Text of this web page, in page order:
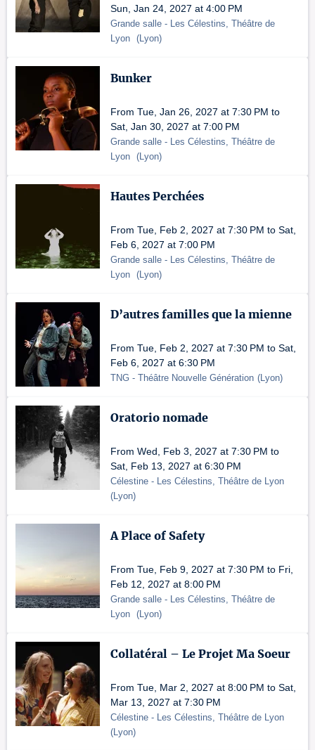
Sun, Jan 24, 2027 at 4:00 PM
Grande salle - Les Célestins, Théâtre de
Lyon (Lyon)
Bunker
From Tue, Jan 26, 2027 at 7:30 PM to
Sat, Jan 30, 2027 at 7:00 PM
Grande salle - Les Célestins, Théâtre de
Lyon (Lyon)
Hautes Perchées
From Tue, Feb 2, 2027 at 7:30 PM to Sat,
Feb 6, 2027 at 7:00 PM
Grande salle - Les Célestins, Théâtre de
Lyon (Lyon)
D’autres familles que la mienne
From Tue, Feb 2, 2027 at 7:30 PM to Sat,
Feb 6, 2027 at 6:30 PM
TNG - Théâtre Nouvelle Génération (Lyon)
Oratorio nomade
From Wed, Feb 3, 2027 at 7:30 PM to
Sat, Feb 13, 2027 at 6:30 PM
Célestine - Les Célestins, Théâtre de Lyon
(Lyon)
A Place of Safety
From Tue, Feb 9, 2027 at 7:30 PM to Fri,
Feb 12, 2027 at 8:00 PM
Grande salle - Les Célestins, Théâtre de
Lyon (Lyon)
Collatéral – Le Projet Ma Soeur
From Tue, Mar 2, 2027 at 8:00 PM to Sat,
Mar 13, 2027 at 7:30 PM
Célestine - Les Célestins, Théâtre de Lyon
(Lyon)